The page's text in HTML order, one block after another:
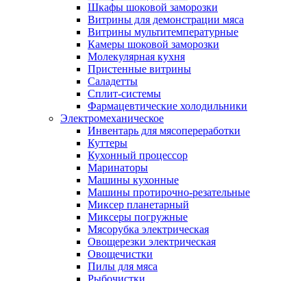
Шкафы шоковой заморозки
Витрины для демонстрации мяса
Витрины мультитемпературные
Камеры шоковой заморозки
Молекулярная кухня
Пристенные витрины
Саладетты
Сплит-системы
Фармацевтические холодильники
Электромеханическое
Инвентарь для мясопереработки
Куттеры
Кухонный процессор
Маринаторы
Машины кухонные
Машины протирочно-резательные
Миксер планетарный
Миксеры погружные
Мясорубка электрическая
Овощерезки электрическая
Овощечистки
Пилы для мяса
Рыбочистки